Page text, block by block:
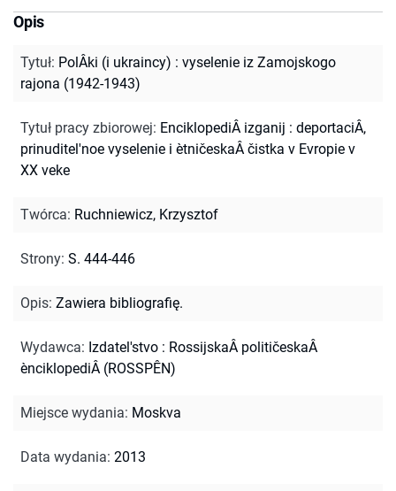
Opis
Tytuł: PolÂki (i ukraincy) : vyselenie iz Zamojskogo
rajona (1942-1943)
Tytuł pracy zbiorowej: EnciklopediÂ izganij : deportaciÂ,
prinuditel'noe vyselenie i ètničeskaÂ čistka v Evropie v
XX veke
Twórca: Ruchniewicz, Krzysztof
Strony: S. 444-446
Opis: Zawiera bibliografię.
Wydawca: Izdatel'stvo : RossijskaÂ političeskaÂ
ènciklopediÂ (ROSSPÊN)
Miejsce wydania: Moskva
Data wydania: 2013